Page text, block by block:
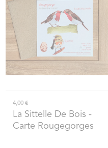
4,00 €
La Sittelle De Bois -
Carte Rougegorges